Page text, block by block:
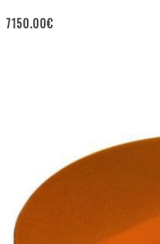
7150.00€